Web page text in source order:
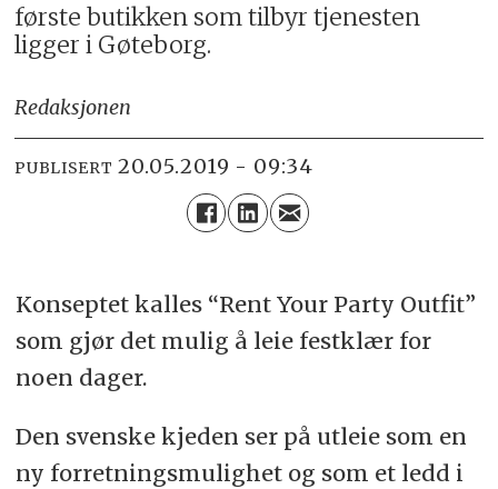
første butikken som tilbyr tjenesten
ligger i Gøteborg.
Redaksjonen
PUBLISERT 20.05.2019 - 09:34
Konseptet kalles “Rent Your Party Outfit”
som gjør det mulig å leie festklær for
noen dager.
Den svenske kjeden ser på utleie som en
ny forretningsmulighet og som et ledd i